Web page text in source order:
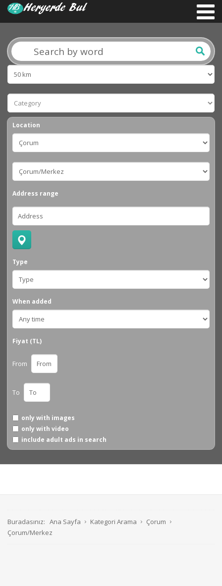
Location
Address range
Type
When added
Fiyat (TL)
From
To
only with images
only with video
include adult ads in search
Buradasınız: Ana Sayfa Kategori Arama
Çorum
Çorum/Merkez